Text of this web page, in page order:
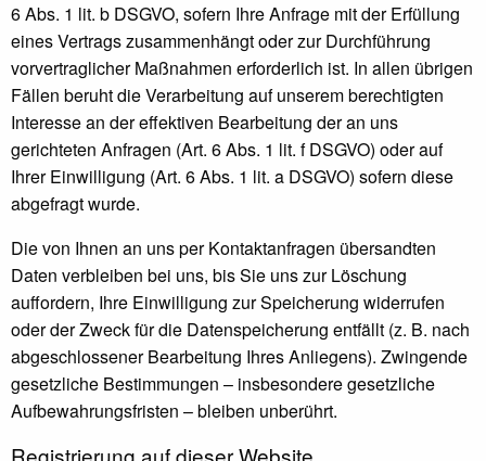
6 Abs. 1 lit. b DSGVO, sofern Ihre Anfrage mit der Erfüllung
eines Vertrags zusammenhängt oder zur Durchführung
vorvertraglicher Maßnahmen erforderlich ist. In allen übrigen
Fällen beruht die Verarbeitung auf unserem berechtigten
Interesse an der effektiven Bearbeitung der an uns
gerichteten Anfragen (Art. 6 Abs. 1 lit. f DSGVO) oder auf
Ihrer Einwilligung (Art. 6 Abs. 1 lit. a DSGVO) sofern diese
abgefragt wurde.
Die von Ihnen an uns per Kontaktanfragen übersandten
Daten verbleiben bei uns, bis Sie uns zur Löschung
auffordern, Ihre Einwilligung zur Speicherung widerrufen
oder der Zweck für die Datenspeicherung entfällt (z. B. nach
abgeschlossener Bearbeitung Ihres Anliegens). Zwingende
gesetzliche Bestimmungen – insbesondere gesetzliche
Aufbewahrungsfristen – bleiben unberührt.
Registrierung auf dieser Website